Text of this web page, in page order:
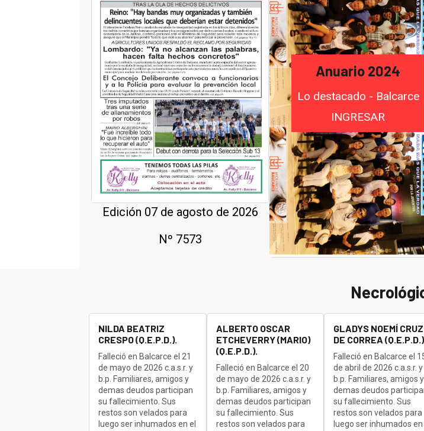
Edición 07 de agosto de 2026
Nº 7573
Anuario 2024
Lo destacado - Balcarce
INGRESAR
NILDA BEATRIZ
CRESPO (Q.E.P.D.).
Falleció en Balcarce el 21
de mayo de 2026 c.a.s.r. y
b.p. Familiares, amigos y
demas deudos participan
su fallecimiento. Sus
restos son velados para
luego ser inhumados en el
ALBERTO OSCAR
ETCHEVERRY (MARIO)
(Q.E.P.D.).
Falleció en Balcarce el 20
de mayo de 2026 c.a.s.r. y
b.p. Familiares, amigos y
demas deudos participan
su fallecimiento. Sus
restos son velados para
GLADYS NOEMÍ CRUZ
DE CORREA (Q.E.P.D.).
Falleció en Balcarce el
de abril de 2026 c.a.s.r. y
b.p. Familiares, amigos y
demas deudos
su fallecimiento. Sus
restos son velados para
luego ser inhumados en